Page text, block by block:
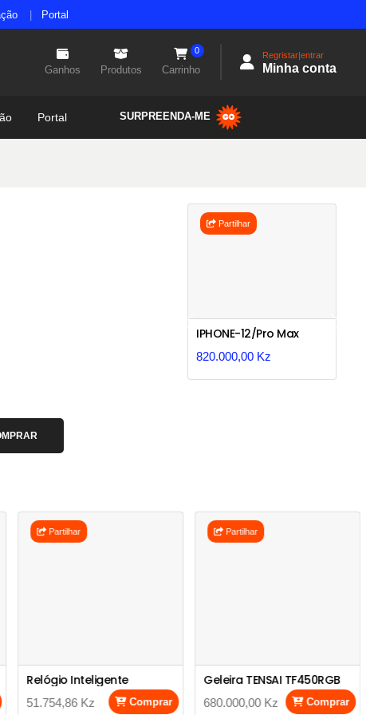
Portal
Ganhos Produtos Carrinho
0 Regristar|entrar
Minha conta
Portal SURPREENDA-ME
Partilhar
IPHONE-12/Pro Max
820.000,00 Kz
Previous
Partilhar
Relógio Inteligente
51.754,86 Kz Comprar
Partilhar
Geleira TENSAI TF450RGB
680.000,00 Kz Comprar